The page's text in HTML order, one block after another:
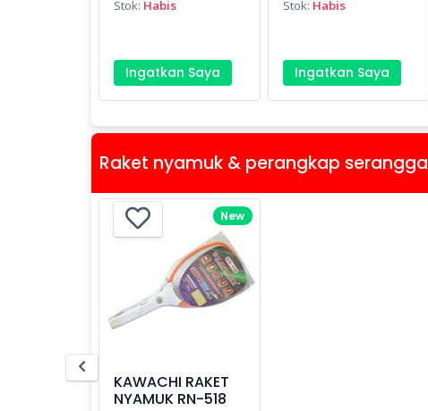
Stok: Habis
Ingatkan Saya
Stok: Habis
Ingatkan Saya
Raket nyamuk & perangkap serangga
New
KAWACHI RAKET
NYAMUK RN-518